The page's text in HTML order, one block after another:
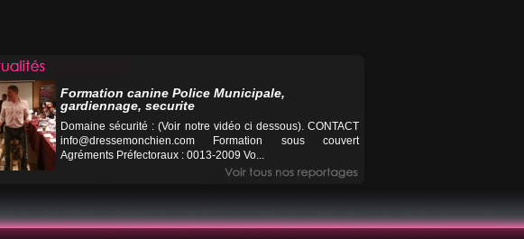
Formation canine Police Municipale,
gardiennage, securite
Domaine sécurité : (Voir notre vidéo ci dessous). CONTACT
info@dressemonchien.com Formation sous couvert
Agréments Préfectoraux : 0013-2009 Vo...